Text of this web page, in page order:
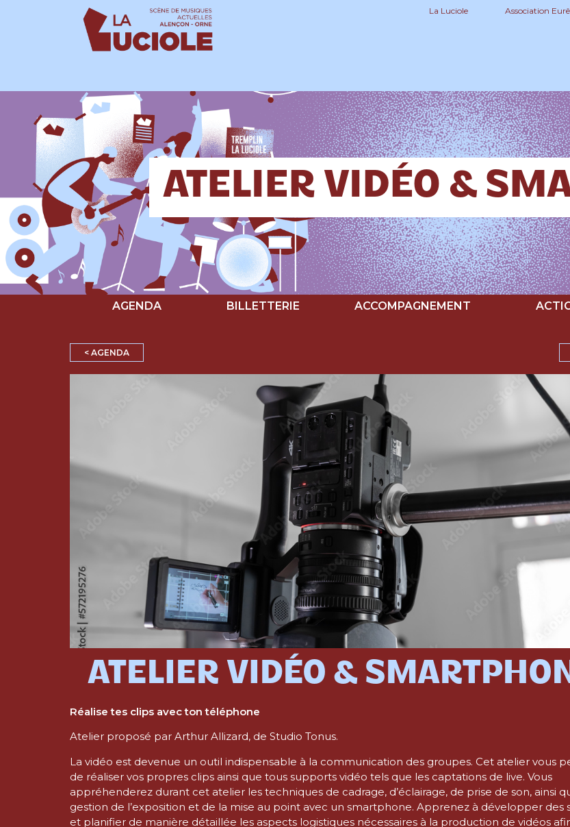
La Luciole Association
ATELIER VIDÉO &
AGENDA BILLETTERIE ACCOMPAGNEMENT
< AGENDA
ATELIER VIDÉO &
Réalise tes clips avec ton téléphone
Atelier proposé par Arthur Allizard, de Studio Tonus.
La vidéo est devenue un outil indispensable à la communication des groupes. Cet atelier vous
de réaliser vos propres clips ainsi que tous supports vidéo tels que les captations de live. Vous
appréhenderez durant cet atelier les techniques de cadrage, d’éclairage, de prise de son, ainsi
gestion de l’exposition et de la mise au point avec un smartphone. Apprenez à développer des
et planifier de manière détaillée les aspects logistiques nécessaires à la production de vidéos
Panneau de gestion des cookies